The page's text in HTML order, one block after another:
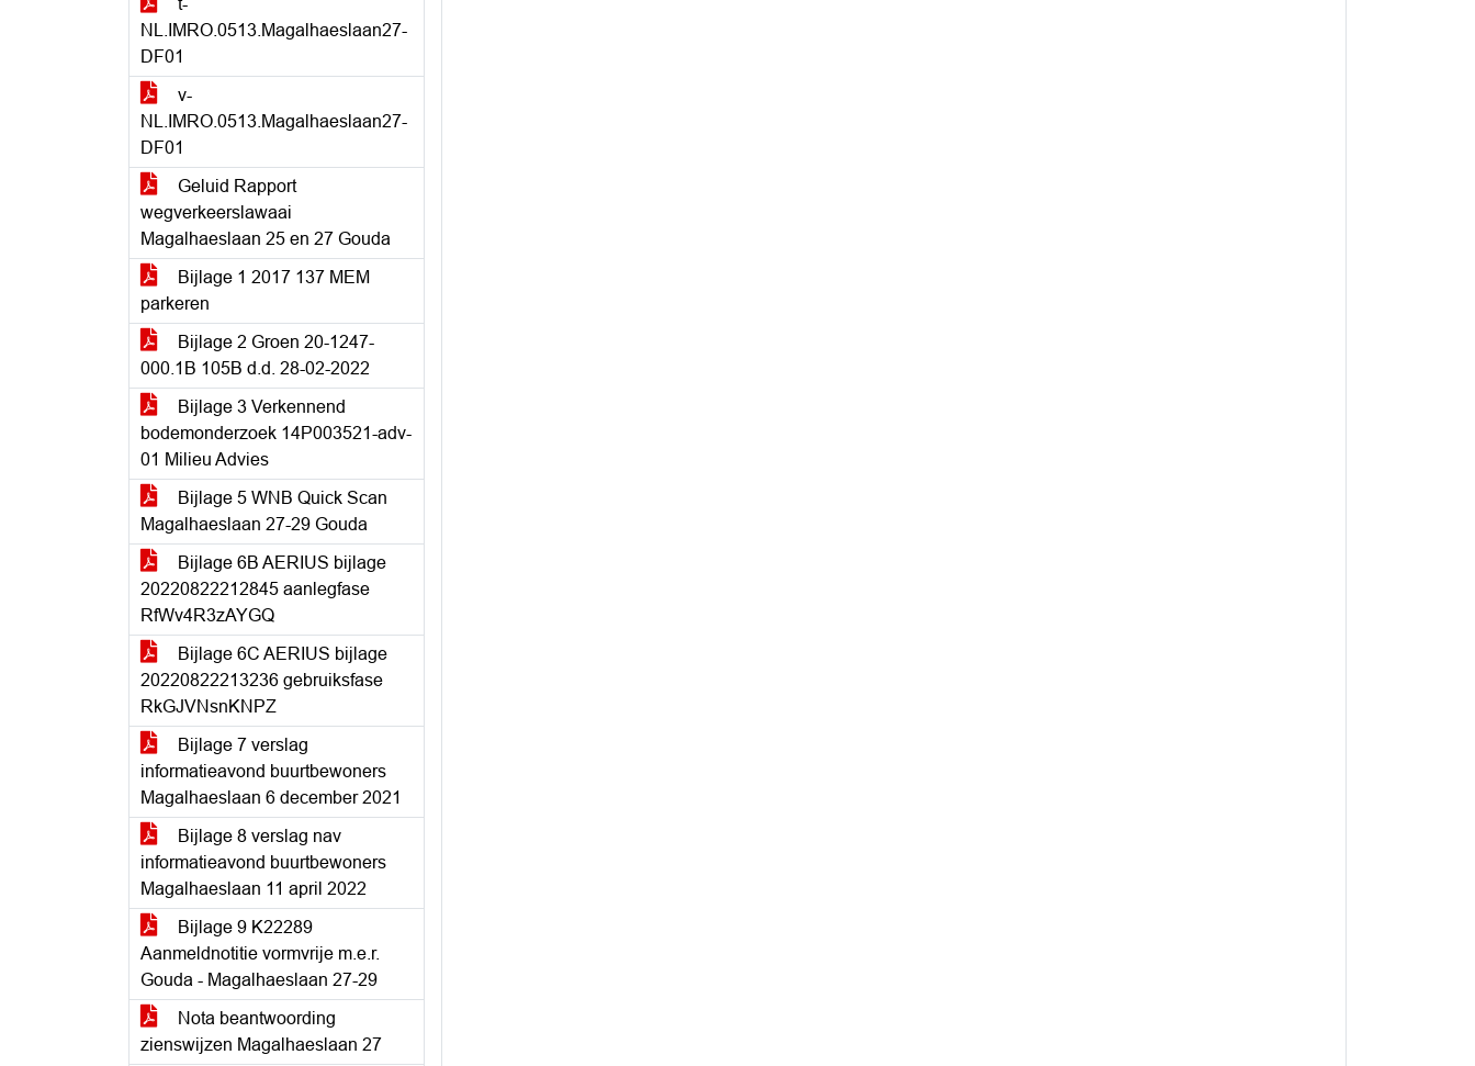
t-
NL.IMRO.0513.Magalhaeslaan27-
DF01
v-
NL.IMRO.0513.Magalhaeslaan27-
DF01
Geluid Rapport
wegverkeerslawaai
Magalhaeslaan 25 en 27 Gouda
Bijlage 1 2017 137 MEM
parkeren
Bijlage 2 Groen 20-1247-
000.1B 105B d.d. 28-02-2022
Bijlage 3 Verkennend
bodemonderzoek 14P003521-adv-
01 Milieu Advies
Bijlage 5 WNB Quick Scan
Magalhaeslaan 27-29 Gouda
Bijlage 6B AERIUS bijlage
20220822212845 aanlegfase
RfWv4R3zAYGQ
Bijlage 6C AERIUS bijlage
20220822213236 gebruiksfase
RkGJVNsnKNPZ
Bijlage 7 verslag
informatieavond buurtbewoners
Magalhaeslaan 6 december 2021
Bijlage 8 verslag nav
informatieavond buurtbewoners
Magalhaeslaan 11 april 2022
Bijlage 9 K22289
Aanmeldnotitie vormvrije m.e.r.
Gouda - Magalhaeslaan 27-29
Nota beantwoording
zienswijzen Magalhaeslaan 27